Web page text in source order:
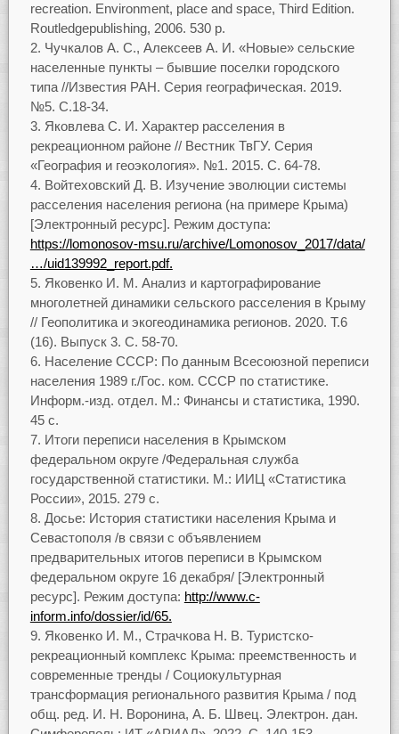
recreation. Environment, place and space, Third Edition.
Routledgepublishing, 2006. 530 p.
Чучкалов А. С., Алексеев А. И. «Новые» сельские
населенные пункты – бывшие поселки городского
типа //Известия РАН. Серия географическая. 2019.
№5. С.18-34.
Яковлева С. И. Характер расселения в
рекреационном районе // Вестник ТвГУ. Серия
«География и геоэкология». №1. 2015. С. 64-78.
Войтеховский Д. В. Изучение эволюции системы
расселения населения региона (на примере Крыма)
[Электронный ресурс]. Режим доступа:
https://lomonosov-msu.ru/archive/Lomonosov_2017/data/
…/uid139992_report.pdf.
Яковенко И. М. Анализ и картографирование
многолетней динамики сельского расселения в Крыму
// Геополитика и экогеодинамика регионов. 2020. Т.6
(16). Выпуск 3. С. 58-70.
Население СССР: По данным Всесоюзной переписи
населения 1989 г./Гос. ком. СССР по статистике.
Информ.-изд. отдел. М.: Финансы и статистика, 1990.
45 с.
Итоги переписи населения в Крымском
федеральном округе /Федеральная служба
государственной статистики. М.: ИИЦ «Статистика
России», 2015. 279 с.
Досье: История статистики населения Крыма и
Севастополя /в связи с объявлением
предварительных итогов переписи в Крымском
федеральном округе 16 декабря/ [Электронный
ресурс]. Режим доступа: http://www.c-
inform.info/dossier/id/65.
Яковенко И. М., Страчкова Н. В. Туристско-
рекреационный комплекс Крыма: преемственность и
современные тренды / Социокультурная
трансформация регионального развития Крыма / под
общ. ред. И. Н. Воронина, А. Б. Швец. Электрон. дан.